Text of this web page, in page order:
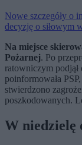
Nowe szczegóły o
decyzję o siłowym
Na miejsce
Pożarnej. Po
ratowniczym podjął
poinformowała
stwierdzono
poszkodowanych.
W niedzielę